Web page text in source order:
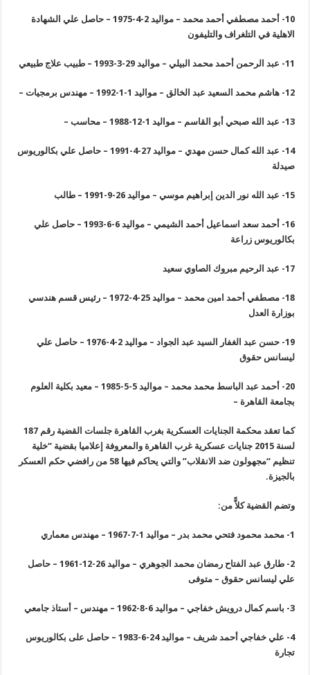
10-
أحمد مصطفي أحمد محمد – مواليد 2-4-1975 – حاصل علي الشهادة
الاهلية في التلغراف والتليفون
11- عبد الرحمن أحمد محمد البيلي – مواليد 29-3-1993 – طبيب علاج طبيعي
12- هاشم محمد السعيد عبد الخالق – مواليد 1-1-1992 – مهندس برمجيات –
13- عبد الله صبحي أبو القاسم – مواليد 1-12-1988 – محاسب –
14-
عبد الله كمال حسن مهدي – مواليد 27-4-1991 – حاصل علي بكالوريوس
صيدلة
15- عبد الله نور الدين إبراهيم موسي – مواليد 26-9-1991 – طالب
16-
أحمد سعد اسماعيل أحمد الشيمي – مواليد 6-6-1993 – حاصل علي
بكالوريوس زراعة
17- عبد الرحيم مبروك الصاوي سعيد
18-
مصطفي أحمد امين محمد – مواليد 25-4-1972 – رئيس قسم هندسي
بوزارة العدل
19-
حسن عبد الغفار السيد عبد الجواد – مواليد 2-4-1976 – حاصل علي
ليسانس حقوق
20-
أحمد عبد الباسط محمد محمد – مواليد 5-5-1985 – معيد بكلية العلوم
بجامعة القاهرة –
كما تعقد محكمة الجنايات العسكرية بغرب القاهرة جلسات القضية رقم 187
لسنة 2015 جنايات عسكرية غرب القاهرة والمعروفة إعلاميا بقضية “خلية
تنظيم“
مجهولون ضد الانقلاب” والتي يحاكم فيها 58 من رافضي حكم العسكر
بالجيزة.
وتضم القضية كلاًّ من:
1- محمد محمود فتحي محمد بدر – مواليد 1-7-1967 – مهندس معماري
2-
طارق عبد الفتاح رمضان محمد الجوهري – مواليد 26-12-1961 – حاصل
علي ليسانس حقوق – متوفى
3- باسم كمال درويش خفاجي – مواليد 6-8-1962 – مهندس – أستاذ جامعي
4-
علي خفاجي أحمد شريف – مواليد 24-6-1983 – حاصل على بكالوريوس
تجارة